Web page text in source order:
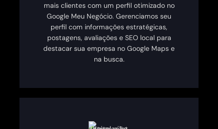
mais clientes com um perfil otimizado no
Google Meu Negócio. Gerenciamos seu
perfil com informações estratégicas,
postagens, avaliações e SEO local para
destacar sua empresa no Google Maps e
na busca.